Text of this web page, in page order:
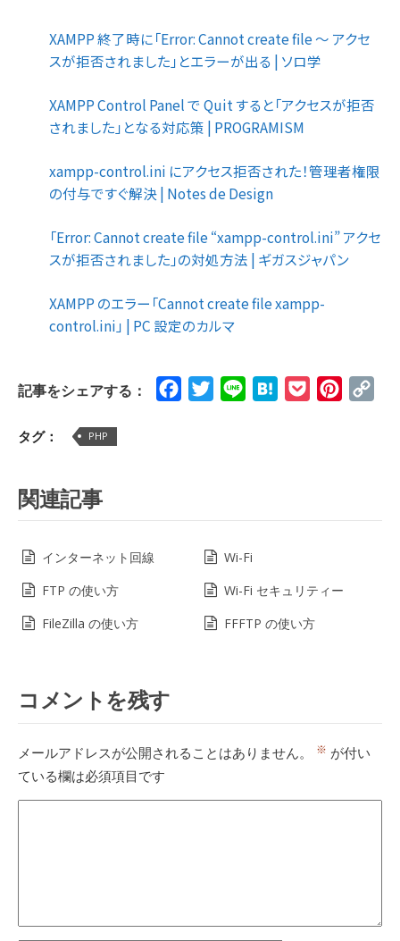
XAMPP 終了時に「Error: Cannot create file ～ アクセ
スが拒否されました」とエラーが出る | ソロ学
XAMPP Control Panel で Quit すると「アクセスが拒否
されました」となる対応策 | PROGRAMISM
xampp-control.ini にアクセス拒否された！管理者権限
の付与ですぐ解決 | Notes de Design
「Error: Cannot create file “xampp-control.ini” アクセ
スが拒否されました」の対処方法 | ギガスジャパン
XAMPP のエラー「Cannot create file xampp-
control.ini」 | PC 設定のカルマ
記事をシェアする： FacebookTwitterLine HatenaPocket
タグ： PHP
関連記事
インターネット回線
Wi-Fi
FTP の使い方
Wi-Fi セキュリティー
FileZilla の使い方
FFFTP の使い方
コメントを残す
メールアドレスが公開されることはありません。 ※ が付い
ている欄は必須項目です